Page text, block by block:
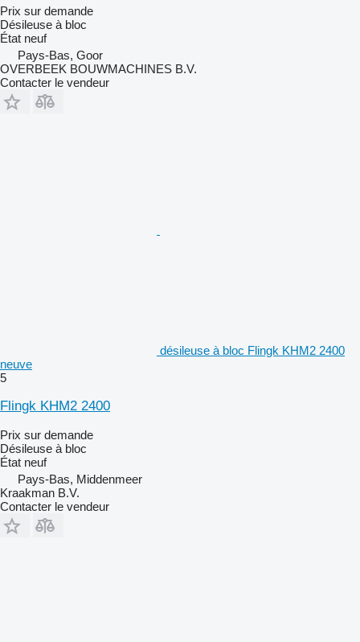
Prix sur demande
Désileuse à bloc
État neuf
Pays-Bas, Goor
OVERBEEK BOUWMACHINES B.V.
Contacter le vendeur
désileuse à bloc Flingk KHM2 2400
neuve
5
Flingk KHM2 2400
Prix sur demande
Désileuse à bloc
État neuf
Pays-Bas, Middenmeer
Kraakman B.V.
Contacter le vendeur